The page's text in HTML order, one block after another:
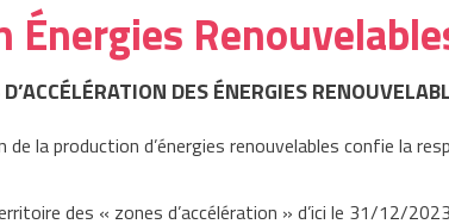
Énergies
DES ÉNERGIES
la production d’énergies renouvelables confie la
des « zones d’accélération » d’ici le 31/12/2023